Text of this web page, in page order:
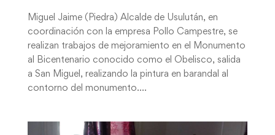
Miguel Jaime (Piedra) Alcalde de Usulután, en
coordinación con la empresa Pollo Campestre, se
realizan trabajos de mejoramiento en el Monumento
al Bicentenario conocido como el Obelisco, salida
a San Miguel, realizando la pintura en barandal al
contorno del monumento....